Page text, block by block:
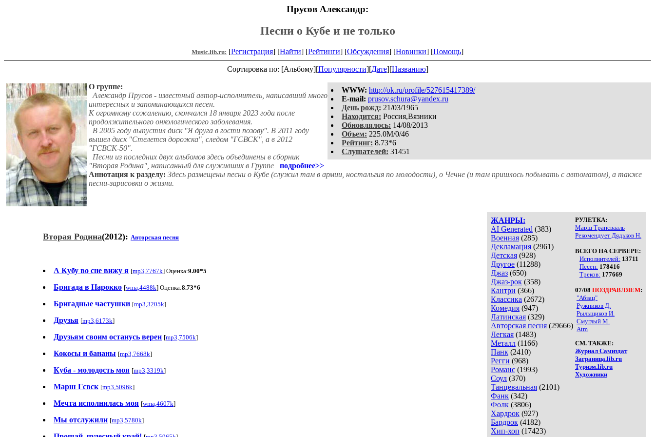
Прусов Александр:
Песни о Кубе и не только
Music.lib.ru: [Регистрация] [Найти] [Рейтинги] [Обсуждения] [Новинки] [Помощь]
Сортировка по: [Альбому][Популярности][Дате][Названию]
WWW: http://ok.ru/profile/527615417389/
E-mail: prusov.schura@yandex.ru
День рожд: 21/03/1965
Находится: Россия,Вязники
Обновлялось: 14/08/2013
Объем: 225.0M/0/46
Рейтинг: 8.73*6
Слушателей: 31451
О группе:
Александр Прусов - известный автор-исполнитель, написавший много
интересных и запоминающихся песен.
К огромному сожалению, скончался 18 января 2023 года после
продолжительного онкологического заболевания.
В 2005 году выпустил диск "Я друга в гости позову". В 2011 году
вышел диск "Стелется дорожка", следом "ГСВСК", а в 2012
"ГСВСК-50".
Песни из последних двух альбомов здесь объединены в сборник
"Вторая Родина", написанный для служивших в Группе
подробнее>>
Аннотация к разделу: Здесь размещены песни о Кубе (служил там в армии, ностальгия по молодости), о Чечне (и там пришлось побывать с автоматом), а также
песни-зарисовки о жизни.
ЖАНРЫ:
AI Generated (383)
Военная (285)
Декламация (2961)
Детская (928)
Другое (11288)
Джаз (650)
Джаз-рок (358)
Кантри (366)
Классика (2672)
Комедия (947)
Латинская (329)
Авторская песня (29666)
Легкая (1483)
Металл (1166)
Панк (2410)
Регги (968)
Романс (1993)
Соул (370)
Танцевальная (2101)
Фанк (342)
Фолк (3806)
Хардрок (927)
Бардрок (4182)
Хип-хоп (17423)
РУЛЕТКА:
Марш Трансвааль
Рекомендует Дядьков Н.
ВСЕГО НА СЕРВЕРЕ:
Исполнителей: 13711
Песен: 178416
Треков: 177669
07/08 ПОЗДРАВЛЯЕМ:
"Абзац"
Ружников Д.
Рыльщиков И.
Смуглый М.
Atm
СМ. ТАКЖЕ:
Журнал Самиздат
Заграница.lib.ru
Туризм.lib.ru
Художники
Вторая Родина(2012): Авторская песня
А Кубу во сне вижу я [mp3,7767k] Оценка:9.00*5
Бригада в Нарокко [wma,4488k] Оценка:8.73*6
Бригадные частушки [mp3,3205k]
Друзья [mp3,6173k]
Друзьям своим останусь верен [mp3,7506k]
Кокосы и бананы [mp3,7668k]
Куба - молодость моя [mp3,3319k]
Марш Гсвск [mp3,5096k]
Мечта исполнилась моя [wma,4607k]
Мы отслужили [mp3,5780k]